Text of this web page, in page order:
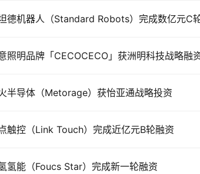
照明品牌「CECOCECO」获洲明科技战略融
半导体（Metorage）获怡亚通战略投资
触控（Link Touch）完成近亿元B轮融资
氢能（Foucs Star）完成新一轮融资